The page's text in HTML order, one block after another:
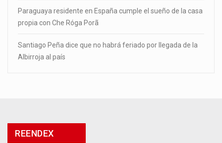
Paraguaya residente en España cumple el sueño de la casa
propia con Che Róga Porã
Santiago Peña dice que no habrá feriado por llegada de la
Albirroja al país
REENDEX